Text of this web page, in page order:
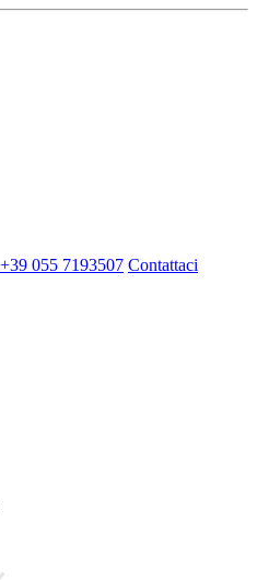
055 7193507 Contattaci